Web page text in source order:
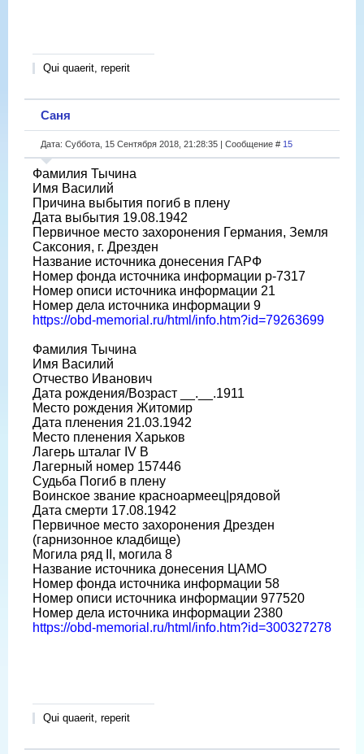
Qui quaerit, reperit
Саня
Дата: Суббота, 15 Сентября 2018, 21:28:35 | Сообщение # 15
Фамилия Тычина
Имя Василий
Причина выбытия погиб в плену
Дата выбытия 19.08.1942
Первичное место захоронения Германия, Земля
Саксония, г. Дрезден
Название источника донесения ГАРФ
Номер фонда источника информации р-7317
Номер описи источника информации 21
Номер дела источника информации 9
https://obd-memorial.ru/html/info.htm?id=79263699
Фамилия Тычина
Имя Василий
Отчество Иванович
Дата рождения/Возраст __.__.1911
Место рождения Житомир
Дата пленения 21.03.1942
Место пленения Харьков
Лагерь шталаг IV B
Лагерный номер 157446
Судьба Погиб в плену
Воинское звание красноармеец|рядовой
Дата смерти 17.08.1942
Первичное место захоронения Дрезден
(гарнизонное кладбище)
Могила ряд II, могила 8
Название источника донесения ЦАМО
Номер фонда источника информации 58
Номер описи источника информации 977520
Номер дела источника информации 2380
https://obd-memorial.ru/html/info.htm?id=300327278
Qui quaerit, reperit